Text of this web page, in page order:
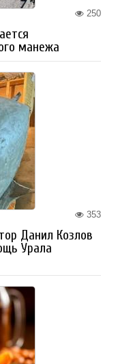
250
манежа
353
Данил Козлов
Урала